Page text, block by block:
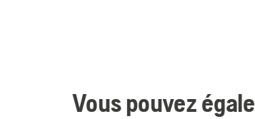
Vous pouvez